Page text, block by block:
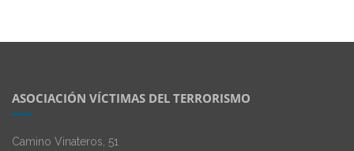
ASOCIACIÓN VÍCTIMAS DEL TERRORISMO
Camino Vinateros, 51